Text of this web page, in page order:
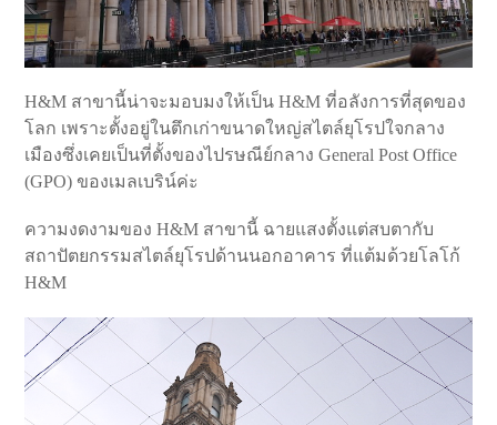
H&M สาขานี้น่าจะมอบมงให้เป็น H&M ที่อลังการที่สุดของ
โลก เพราะตั้งอยู่ในตึกเก่าขนาดใหญ่สไตล์ยุโรปใจกลาง
เมืองซึ่งเคยเป็นที่ตั้งของไปรษณีย์กลาง General Post Office
(GPO) ของเมลเบริน์ค่ะ
ความงดงามของ H&M สาขานี้ ฉายแสงตั้งแต่สบตากับ
สถาปัตยกรรมสไตล์ยุโรปด้านนอกอาคาร ที่แต้มด้วยโลโก้
H&M